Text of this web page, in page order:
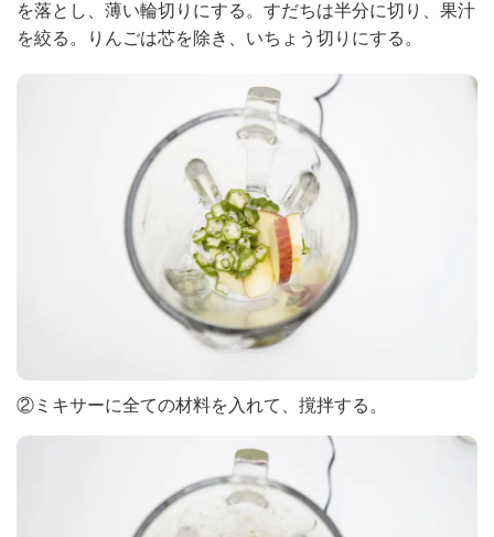
を落とし、薄い輪切りにする。すだちは半分に切り、果汁
を絞る。りんごは芯を除き、いちょう切りにする。
②ミキサーに全ての材料を入れて、撹拌する。